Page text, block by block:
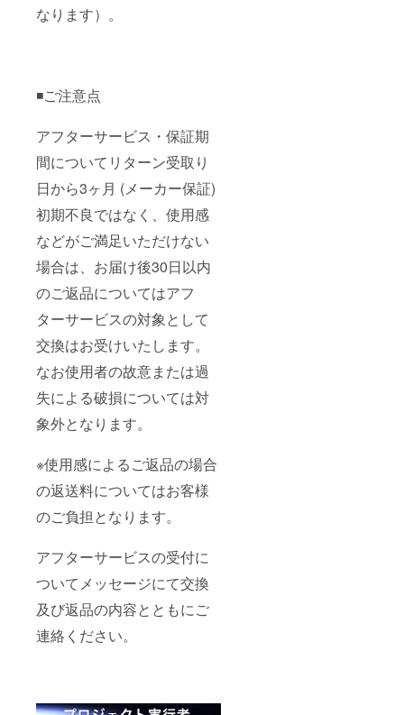
なります）。
◾️ご注意点
アフターサービス・保証期
間についてリターン受取り
日から3ヶ月 (メーカー保証)
初期不良ではなく、使用感
などがご満足いただけない
場合は、お届け後30日以内
のご返品についてはアフ
ターサービスの対象として
交換はお受けいたします。
なお使用者の故意または過
失による破損については対
象外となります。
※使用感によるご返品の場合
の返送料についてはお客様
のご負担となります。
アフターサービスの受付に
ついてメッセージにて交換
及び返品の内容とともにご
連絡ください。